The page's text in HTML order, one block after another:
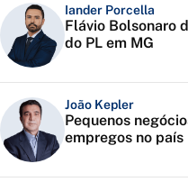
Iander Porcella
Flávio Bolsonaro
do PL em MG
João Kepler
Pequenos
empregos no país